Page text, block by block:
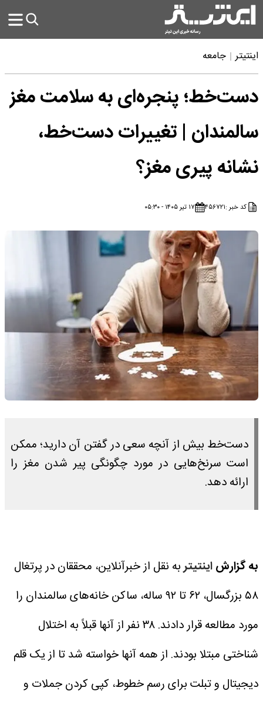
اینتیتر جامعه
دست‌خط؛ پنجره‌ای به سلامت مغز
سالمندان | تغییرات دست‌خط،
نشانه پیری مغز؟
کد خبر :۴۵۶۷۲۱ ۱۷ تیر ۱۴۰۵ - ۰۵:۳۰
دست‌خط بیش از آنچه سعی در گفتن آن دارید؛ ممکن
است سرنخ‌هایی در مورد چگونگی پیر شدن مغز را
ارائه دهد.
به گزارشاینتیتربه نقل از خبرآنلاین، محققان در پرتغال
۵۸ بزرگسال، ۶۲ تا ۹۲ ساله، ساکن خانه‌های سالمندان را
مورد مطالعه قرار دادند. ۳۸ نفر از آنها قبلاً به اختلال
شناختی مبتلا بودند. از همه آنها خواسته شد تا از یک قلم
دیجیتال و تبلت برای رسم خطوط، کپی کردن جملات و